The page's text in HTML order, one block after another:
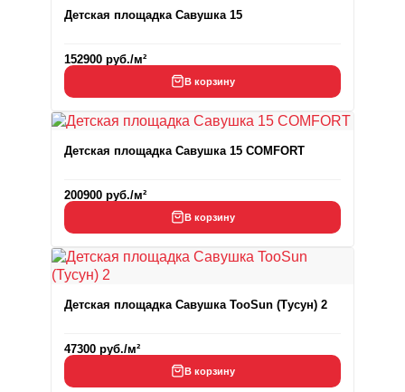
Детская площадка Савушка 15
152900 руб./м²
В корзину
Детская площадка Савушка 15 COMFORT
200900 руб./м²
В корзину
Детская площадка Савушка TooSun (Тусун) 2
47300 руб./м²
В корзину